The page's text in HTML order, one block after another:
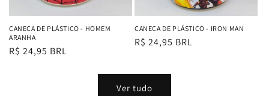
CANECA DE PLÁSTICO - HOMEM
ARANHA
Preço
R$ 24,95 BRL
CANECA DE PLÁSTICO - IRON MAN
Preço
R$ 24,95 BRL
Ver tudo